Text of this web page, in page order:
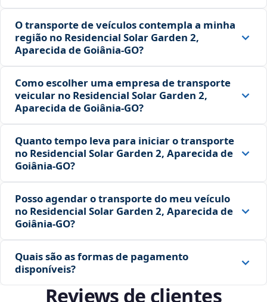
O transporte de veículos contempla a minha
região no Residencial Solar Garden 2,
Aparecida de Goiânia‑GO?
Como escolher uma empresa de transporte
veicular no Residencial Solar Garden 2,
Aparecida de Goiânia‑GO?
Quanto tempo leva para iniciar o transporte
no Residencial Solar Garden 2, Aparecida de
Goiânia‑GO?
Posso agendar o transporte do meu veículo
no Residencial Solar Garden 2, Aparecida de
Goiânia‑GO?
Quais são as formas de pagamento
disponíveis?
Reviews de clientes